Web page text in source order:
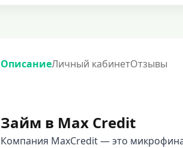
ОписаниеЛичный кабинетОтзывы
Займ в Max Credit
Компания MaxCredit — это